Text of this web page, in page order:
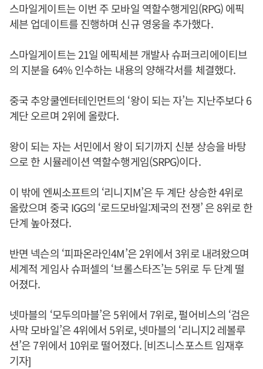
스마일게이트는 이번 주 모바일 역할수행게임(RPG) 에픽
세븐 업데이트를 진행하며 신규 영웅을 추가했다.
스마일게이트는 21일 에픽세븐 개발사 슈퍼크리에이티브
의 지분을 64% 인수하는 내용의 양해각서를 체결했다.
중국 추앙쿨엔터테인먼트의 ‘왕이 되는 자’는 지난주보다 6
계단 오르며 2위에 올랐다.
왕이 되는 자는 서민에서 왕이 되기까지 신분 상승을 바탕
으로 한 시뮬레이션 역할수행게임(SRPG)이다.
이 밖에 엔씨소프트의 ‘리니지M’은 두 계단 상승한 4위로
올랐으며 중국 IGG의 ‘로드모바일:제국의 전쟁’ 은 8위로 한
단계 높아졌다.
반면 넥슨의 ‘피파온라인4M’은 2위에서 3위로 내려왔으며
세계적 게임사 슈퍼셀의 ‘브롤스타즈’는 5위로 두 단계 떨
어졌다.
넷마블의 ‘모두의마블’은 5위에서 7위로, 펄어비스의 ‘검은
사막 모바일’은 4위에서 5위로, 넷마블의 ‘리니지2 레볼루
션’은 7위에서 10위로 떨어졌다. [비즈니스포스트 임재후
기자]